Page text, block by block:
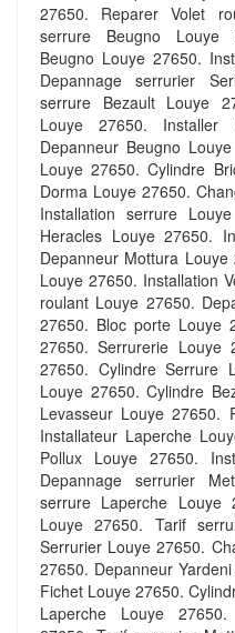
27650. Reparer Volet
serrure Beugno Louye
Beugno Louye 27650.
Depannage serrurier
serrure Bezault Louye
Louye 27650. Installer
Depanneur Beugno
Louye 27650. Cylindre
Dorma Louye 27650.
Installation serrure
Heracles Louye 27650.
Depanneur Mottura
Louye 27650. Installation
roulant Louye 27650.
27650. Bloc porte Louye
27650. Serrurerie Louye
27650. Cylindre Serrure
Louye 27650. Cylindre
Levasseur Louye 27650.
Installateur Laperche
Pollux Louye 27650.
Depannage serrurier
serrure Laperche Louye
Louye 27650. Tarif
Serrurier Louye 27650.
27650. Depanneur
Fichet Louye 27650.
Laperche Louye